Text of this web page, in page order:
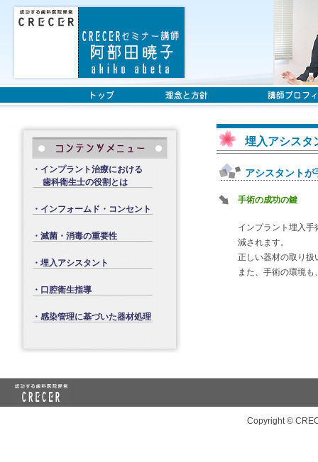
・インプラント治療における
歯科衛生士の役割とは
・インフォームド・コンセント
・滅菌・消毒の重要性
・埋入アシスタント
・口腔衛生指導
・感染管理に基づいた器材処理
埋入アシスタ
アシスタント
手術の成功の鍵
インプラント埋入
減されます。
正しい器材の取り扱
また、手術の環境
Copyright ©